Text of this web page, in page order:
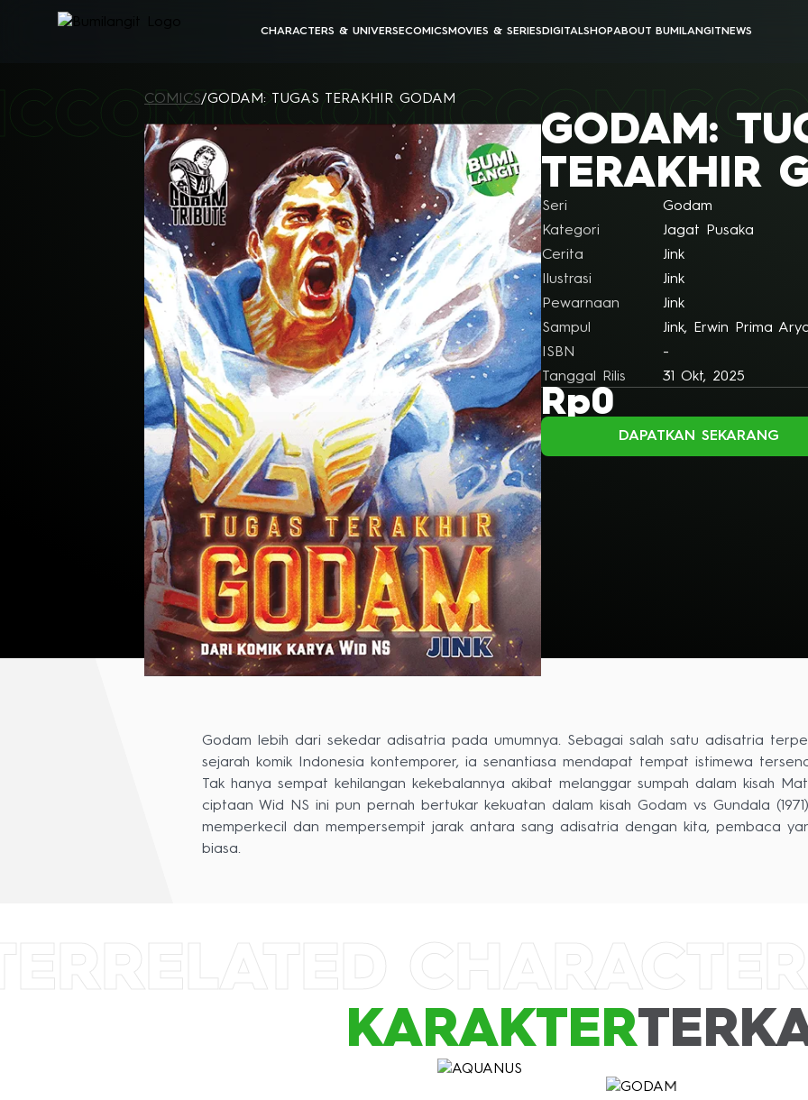
CHARACTERS & UNIVERSE
ALL CHARACTERS
COMICS MOVIES & SERIES
ALL MOVIES & SERIES
DIGITAL
ALL DIGITAL PRODUCTS
SHOPABOUT BUMILANGIT NEWS
COMICCOMICCOMIC
COMICS/GODAM: TUGAS TERAKHIR GODAM
GODAM:
TERAKHIR
Seri
Godam
Kategori
Jagat Pusaka
Cerita
Jink
Ilustrasi
Jink
Pewarnaan
Jink
Sampul
Jink, Erwin Prima
ISBN
-
Tanggal Rilis
31 Okt, 2025
Rp0
DAPATKAN SEKARANG
Godam lebih dari sekedar adisatria pada umumnya. Sebagai salah satu adisatria
sejarah komik Indonesia kontemporer, ia senantiasa mendapat tempat istimewa
Tak hanya sempat kehilangan kekebalannya akibat melanggar sumpah dalam kisah
ciptaan Wid NS ini pun pernah bertukar kekuatan dalam kisah Godam vs Gundala
memperkecil dan mempersempit jarak antara sang adisatria dengan kita, pembaca
biasa.
RELATED CHARACTER
KARAKTER